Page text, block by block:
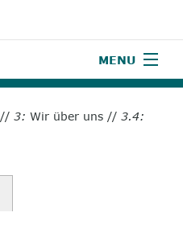
MENU
//3:Wir über uns //3.4: